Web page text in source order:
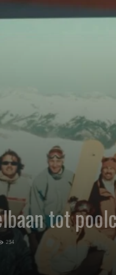
tot
234